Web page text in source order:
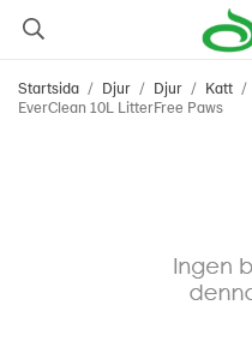
Startsida / Djur / Djur / Katt /
EverClean 10L LitterFree Paws